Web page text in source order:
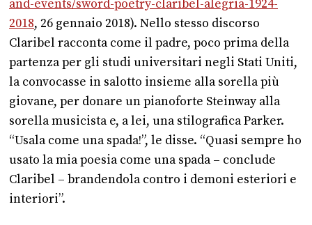
and-events/sword-poetry-claribel-alegria-1924-
2018, 26 gennaio 2018). Nello stesso discorso
Claribel racconta come il padre, poco prima della
partenza per gli studi universitari negli Stati Uniti,
la convocasse in salotto insieme alla sorella più
giovane, per donare un pianoforte Steinway alla
sorella musicista e, a lei, una stilografica Parker.
“Usala come una spada!”, le disse. “Quasi sempre ho
usato la mia poesia come una spada – conclude
Claribel – brandendola contro i demoni esteriori e
interiori”.